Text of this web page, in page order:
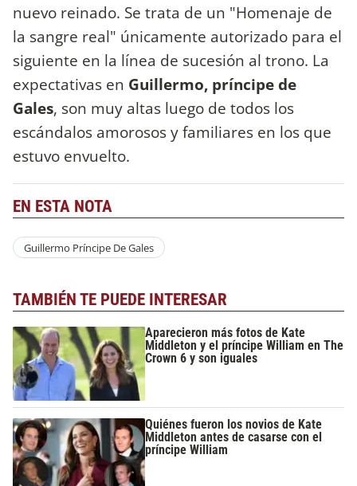
nuevo reinado. Se trata de un "Homenaje de
la sangre real" únicamente autorizado para el
siguiente en la línea de sucesión al trono. La
expectativas en Guillermo, príncipe de
Gales, son muy altas luego de todos los
escándalos amorosos y familiares en los que
estuvo envuelto.
EN ESTA NOTA
Guillermo Príncipe De Gales
TAMBIÉN TE PUEDE INTERESAR
Aparecieron más fotos de Kate
Middleton y el príncipe William en The
Crown 6 y son iguales
Quiénes fueron los novios de Kate
Middleton antes de casarse con el
príncipe William